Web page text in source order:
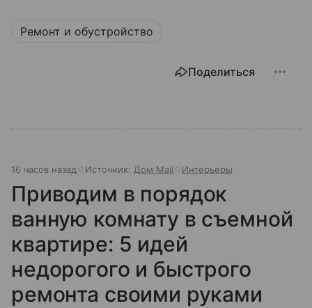
Ремонт и обустройство
Поделиться
16 часов назад Источник: Дом Mail Интерьеры
Приводим в порядок
ванную комнату в съемной
квартире: 5 идей
недорогого и быстрого
ремонта своими руками